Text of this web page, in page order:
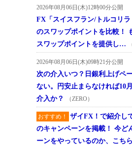
2026年08月06日(木)12時00分公開
FX「スイスフラン/トルコリラ
のスワップポイントを比較！
スワップポイントを提供し…
2026年08月06日(木)09時21分公開
次の介入いつ？日銀利上げペ
ない。円安止まらなければ10
介入か？
（ZERO）
おすすめ！
ザイFX！で紹介し
のキャンペーンを掲載！ 今ど
ーンをやっているのか、こち